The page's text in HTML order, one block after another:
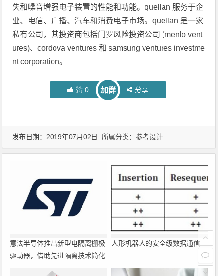
失和噪音增强电子装置的性能和功能。quellan 服务于企
业、电信、广播、汽车和消费电子市场。quellan 是一家
私有公司，其投资商包括门罗风险投资公司 (menlo vent
ures)、cordova ventures 和 samsung ventures investme
nt corporation。
赞 0 加群 分享
发布日期：2019年07月02日 所属分类：参考设计
意法半导体推出新型电隔离栅极
驱动器，借助先进隔离技术简化
人形机器人的安全级数据通信